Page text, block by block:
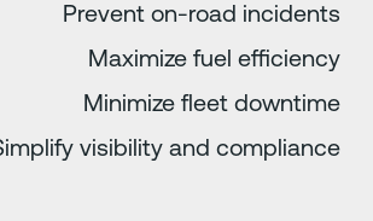
Prevent on-road
Maximize fuel
Minimize fleet
Simplify visibility and